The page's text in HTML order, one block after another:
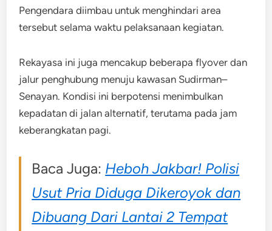
Pengendara diimbau untuk menghindari area
tersebut selama waktu pelaksanaan kegiatan.
Rekayasa ini juga mencakup beberapa flyover dan
jalur penghubung menuju kawasan Sudirman–
Senayan. Kondisi ini berpotensi menimbulkan
kepadatan di jalan alternatif, terutama pada jam
keberangkatan pagi.
Baca Juga: Heboh Jakbar! Polisi
Usut Pria Diduga Dikeroyok dan
Dibuang Dari Lantai 2 Tempat